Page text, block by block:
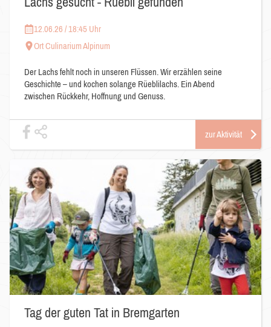
12.06.26 / 18:45 Uhr
Ort Culinarium Alpinum
Der Lachs fehlt noch in unseren Flüssen. Wir erzählen seine
Geschichte – und kochen solange Rüeblilachs. Ein Abend
zwischen Rückkehr, Hoffnung und Genuss.
zur Aktivität
Tag der guten Tat in Bremgarten